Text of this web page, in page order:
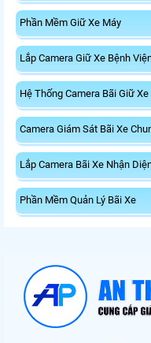
Phần Mềm Giữ Xe Máy
Lắp Camera Giữ Xe Bệnh
Hệ Thống Camera Bãi Giữ Xe
Camera Giám Sát Bãi Xe
Lắp Camera Bãi Xe Nhận
Phần Mềm Quản Lý Bãi Xe